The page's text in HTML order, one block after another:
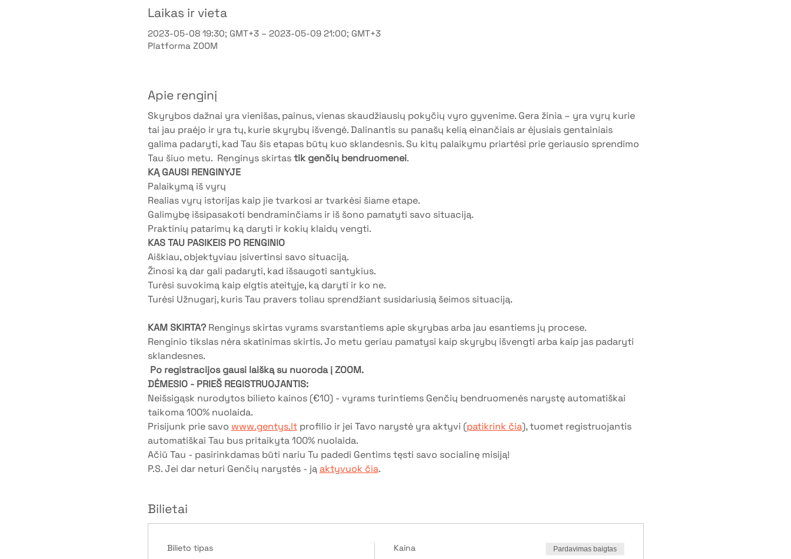
Laikas ir vieta
2023-05-08 19:30; GMT+3 – 2023-05-09 21:00; GMT+3
Platforma ZOOM
Apie renginį
Skyrybos dažnai yra vienišas, painus, vienas skaudžiausių pokyčių vyro gyvenime. Gera žinia – yra vyrų kurie
tai jau praėjo ir yra tų, kurie skyrybų išvengė. Dalinantis su panašų kelią einančiais ar ėjusiais gentainiais
galima padaryti, kad Tau šis etapas būtų kuo sklandesnis. Su kitų palaikymu priartėsi prie geriausio sprendimo
Tau šiuo metu.  Renginys skirtas tik genčių bendruomenei.
KĄ GAUSI RENGINYJE
Palaikymą iš vyrų
Realias vyrų istorijas kaip jie tvarkosi ar tvarkėsi šiame etape.
Galimybę išsipasakoti bendraminčiams ir iš šono pamatyti savo situaciją.
Praktinių patarimų ką daryti ir kokių klaidų vengti.
KAS TAU PASIKEIS PO RENGINIO
Aiškiau, objektyviau įsivertinsi savo situaciją.
Žinosi ką dar gali padaryti, kad išsaugoti santykius.
Turėsi suvokimą kaip elgtis ateityje, ką daryti ir ko ne.
Turėsi Užnugarį, kuris Tau pravers toliau sprendžiant susidariusią šeimos situaciją.
KAM SKIRTA? Renginys skirtas vyrams svarstantiems apie skyrybas arba jau esantiems jų procese.
Renginio tikslas nėra skatinimas skirtis. Jo metu geriau pamatysi kaip skyrybų išvengti arba kaip jas padaryti
sklandesnes.
Po registracijos gausi laišką su nuoroda į ZOOM.
DĖMESIO - PRIEŠ REGISTRUOJANTIS:
Neišsigąsk nurodytos bilieto kainos (€10) - vyrams turintiems Genčių bendruomenės narystę automatiškai
taikoma 100% nuolaida.
Prisijunk prie savo www.gentys.lt profilio ir jei Tavo narystė yra aktyvi (patikrink čia), tuomet registruojantis
automatiškai Tau bus pritaikyta 100% nuolaida.
Ačiū Tau - pasirinkdamas būti nariu Tu padedi Gentims tęsti savo socialinę misiją!
P.S. Jei dar neturi Genčių narystės - ją aktyvuok čia.
Bilietai
Bilieto tipas Kaina Pardavimas baigtas